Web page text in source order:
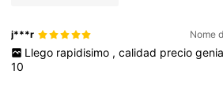
j***r Nome
Llego rapidisimo , calidad precio
10